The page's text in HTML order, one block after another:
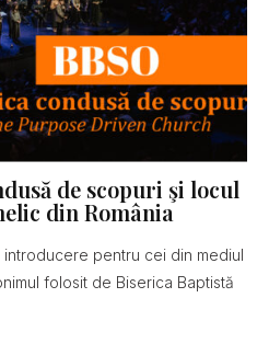
de scopuri şi locul
din România
pentru cei din mediul
folosit de Biserica Baptistă